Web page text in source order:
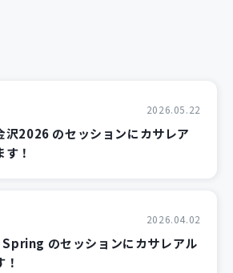
2026.05.22
沢2026 のセッションにカサレア
！
2026.04.02
のセッションにカサレアル